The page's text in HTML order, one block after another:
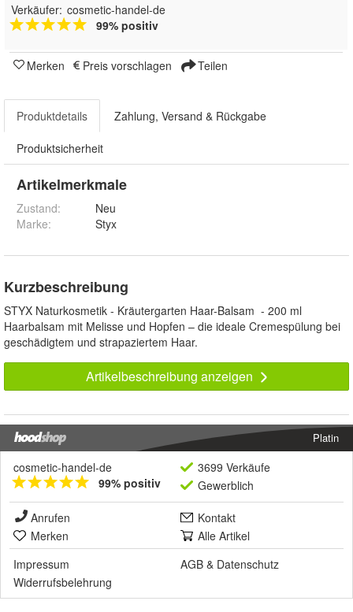
Verkäufer: cosmetic-handel-de
99% positiv
Merken Preis vorschlagen Teilen
Produktdetails Zahlung, Versand & Rückgabe
Produktsicherheit
Artikelmerkmale
Zustand:
Neu
Marke:
Styx
Kurzbeschreibung
STYX Naturkosmetik - Kräutergarten Haar-Balsam - 200 ml
Haarbalsam mit Melisse und Hopfen – die ideale Cremespülung bei
geschädigtem und strapaziertem Haar.
Artikelbeschreibung anzeigen
Platin
cosmetic-handel-de
99% positiv
3699 Verkäufe
Gewerblich
Anrufen
Kontakt
Merken
Alle Artikel
Impressum
AGB & Datenschutz
Widerrufsbelehrung